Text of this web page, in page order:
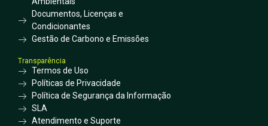
Documentos, Licenças e
Condicionantes
Gestão de Carbono e Emissões
Transparência
Termos de Uso
Políticas de Privacidade
Política de Segurança da Informação
SLA
Atendimento e Suporte